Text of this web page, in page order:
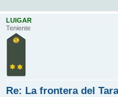
LUIGAR
Teniente
Re: La frontera del